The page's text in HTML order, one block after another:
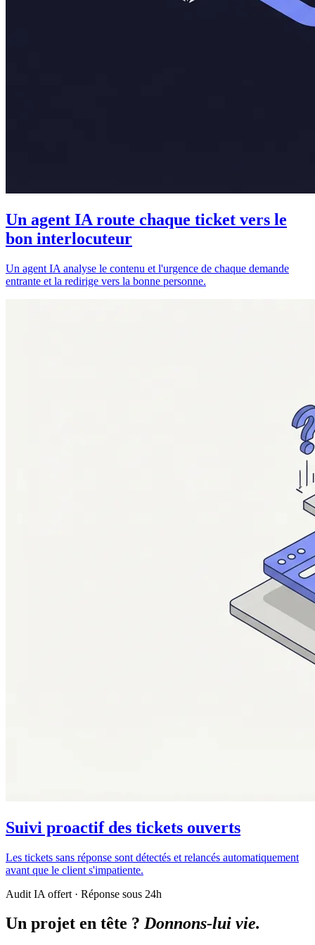
Un agent IA route chaque ticket vers le
bon interlocuteur
Un agent IA analyse le contenu et l'urgence de chaque demande
entrante et la redirige vers la bonne personne.
Suivi proactif des tickets ouverts
Les tickets sans réponse sont détectés et relancés automatiquement
avant que le client s'impatiente.
Audit IA offert · Réponse sous 24h
Un projet en tête ? Donnons-lui vie.